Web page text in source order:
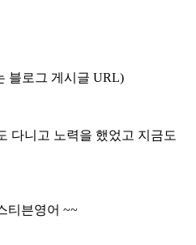
블로그 게시글 URL)
다니고 노력을 했었고 지금도
티븐영어 ~~